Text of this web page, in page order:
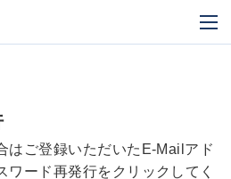
はご登録いただいたE-Mailアド
ワード再発行をクリックしてく